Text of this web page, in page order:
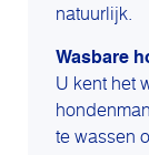
natuurlijk.
Wasbare
U kent het
te wassen